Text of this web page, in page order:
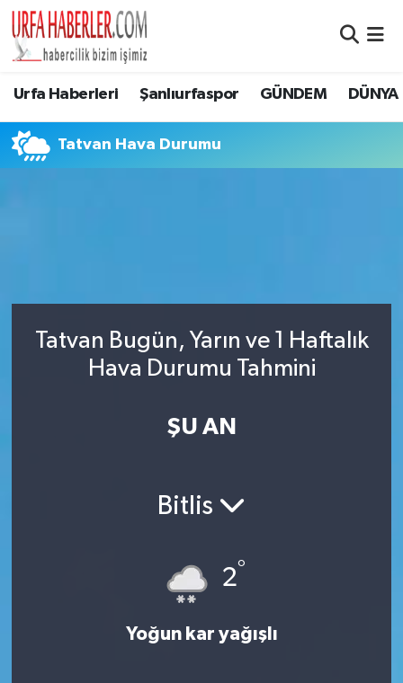
Urfa Haberleri Şanlıurfaspor GÜNDEM DÜNYA
Tatvan Hava Durumu
Tatvan Bugün, Yarın ve 1 Haftalık
Hava Durumu Tahmini
ŞU AN
Bitlis
2°
Yoğun kar yağışlı
Şanlıurfa Nöbetçi Eczaneler
Son Dakika Haberleri